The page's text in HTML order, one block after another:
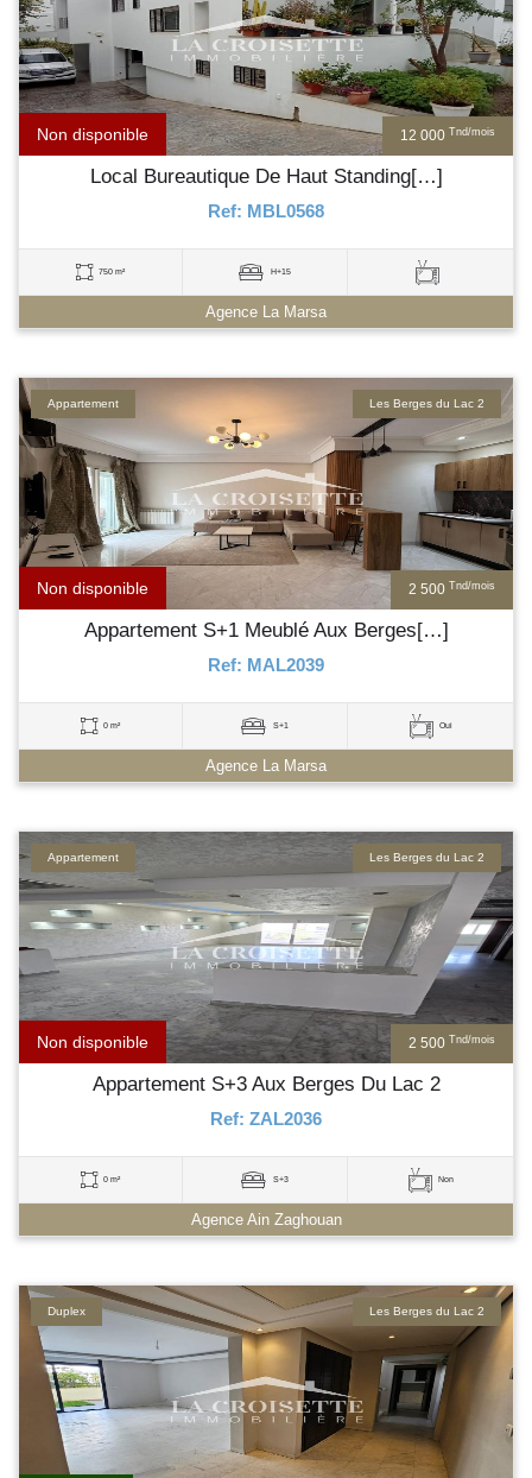
12 000 Tnd/mois
Non disponible
Local Bureautique De Haut Standing[…]
Ref: MBL0568
750 m² H+15
Agence La Marsa
2 500 Tnd/mois
Non disponible
Les Berges du Lac 2
Appartement
Appartement S+1 Meublé Aux Berges[…]
Ref: MAL2039
0 m² S+1 Oui
Agence La Marsa
2 500 Tnd/mois
Non disponible
Les Berges du Lac 2
Appartement
Appartement S+3 Aux Berges Du Lac 2
Ref: ZAL2036
0 m² S+3 Non
Agence Ain Zaghouan
Les Berges du Lac 2
Duplex